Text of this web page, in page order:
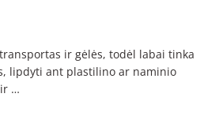
ir gėlės, todėl labai tinka
lipdyti ant plastilino ar naminio
…